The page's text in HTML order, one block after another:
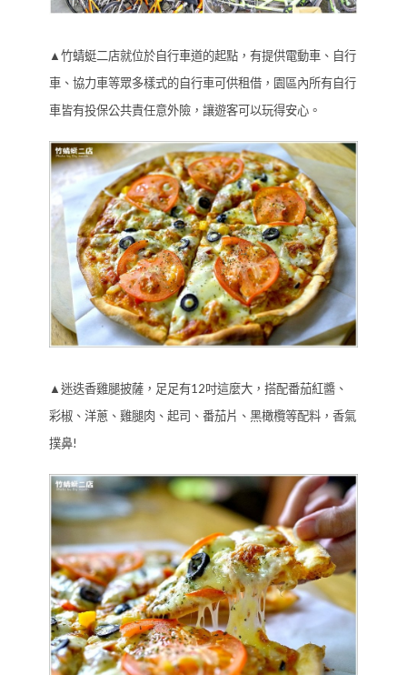
▲竹蜻蜓二店就位於自行車道的起點，有提供電動車、自行
車、協力車等眾多樣式的自行車可供租借，園區內所有自行
車皆有投保公共責任意外險，讓遊客可以玩得安心。
▲迷迭香雞腿披薩，足足有12吋這麼大，搭配番茄紅醬、
彩椒、洋蔥、雞腿肉、起司、番茄片、黑橄欖等配料，香氣
撲鼻!